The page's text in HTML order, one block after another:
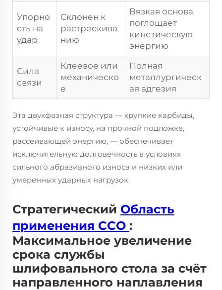
Упорно
сть на
удар
Склонен к
растрескива
нию
Вязкая основа
поглощает
кинетическую
энергию
Сила
связи
Клеевое или
механическо
е
Полная
металлургическ
ая адгезия
Эта двухфазная структура — хрупкие карбиды,
устойчивые к износу, на прочной подложке,
рассеивающей энергию, — обеспечивает
исключительную долговечность в условиях
сильного абразивного износа и низких или
умеренных ударных нагрузок.
Стратегический Область
применения CCO :
Максимальное увеличение
срока службы
шлифовального стола за счёт
направленного наплавления